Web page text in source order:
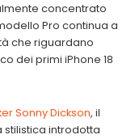
concentrato
Pro continua a
che riguardano
dei primi iPhone 18
Sonny Dickson, il
stilistica introdotta